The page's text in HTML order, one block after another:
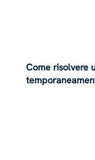
Come risolvere